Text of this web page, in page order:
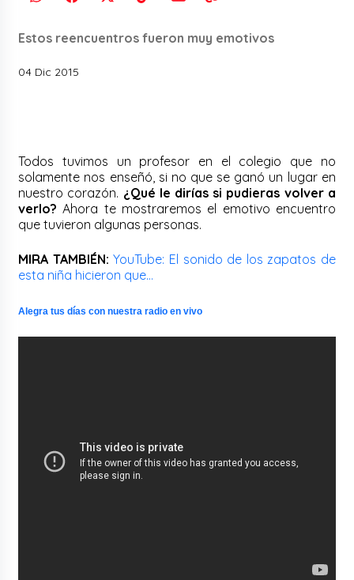
Estos reencuentros fueron muy emotivos
04 Dic 2015
Todos tuvimos un profesor en el colegio que no
solamente nos enseñó, si no que se ganó un lugar en
nuestro corazón. ¿Qué le dirías si pudieras volver a
verlo? Ahora te mostraremos el emotivo encuentro
que tuvieron algunas personas.
MIRA TAMBIÉN: YouTube: El sonido de los zapatos de
esta niña hicieron que…
Alegra tus días con nuestra radio en vivo